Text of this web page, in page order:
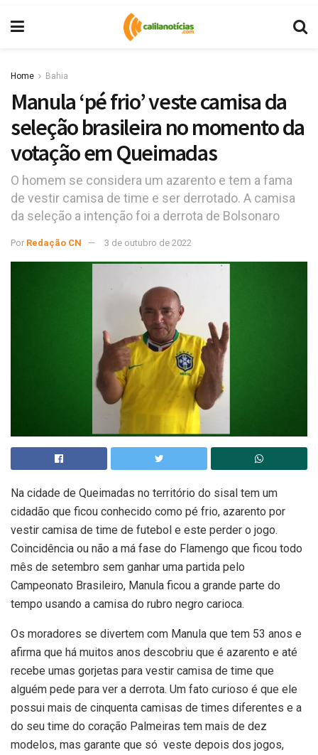
Home Bahia
Manula ‘pé frio’ veste camisa da
seleção brasileira no momento da
votação em Queimadas
O homem se considera um azarento e tem a fama
de vestir camisa de time e ser derrotado. A camisa
da seleção a intenção foi a derrota de Bolsonaro
Por Redação CN 3 de outubro de 2022
Na cidade de Queimadas no território do sisal tem um
cidadão que ficou conhecido como pé frio, azarento por
vestir camisa de time de futebol e este perder o jogo.
Coincidência ou não a má fase do Flamengo que ficou todo
mês de setembro sem ganhar uma partida pelo
Campeonato Brasileiro, Manula ficou a grande parte do
tempo usando a camisa do rubro negro carioca.
Os moradores se divertem com Manula que tem 53 anos e
afirma que há muitos anos descobriu que é azarento e até
recebe umas gorjetas para vestir camisa de time que
alguém pede para ver a derrota. Um fato curioso é que ele
possui mais de cinquenta camisas de times diferentes e a
do seu time do coração Palmeiras tem mais de dez
modelos, mas garante que só veste depois dos jogos,